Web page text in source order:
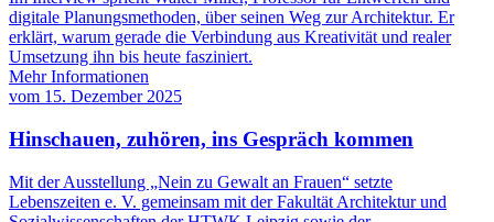
digitale Planungsmethoden, über seinen Weg zur Architektur. Er
erklärt, warum gerade die Verbindung aus Kreativität und realer
Umsetzung ihn bis heute fasziniert.
Mehr Informationen
vom 15. Dezember 2025
Hinschauen, zuhören, ins Gespräch kommen
Mit der Ausstellung „Nein zu Gewalt an Frauen“ setzte
Lebenszeiten e. V. gemeinsam mit der Fakultät Architektur und